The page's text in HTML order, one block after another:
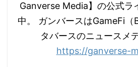
Ganverse Media】の公式ラ
中。 ガンバースはGameFi（
タバースのニュースメ
https://ganverse-